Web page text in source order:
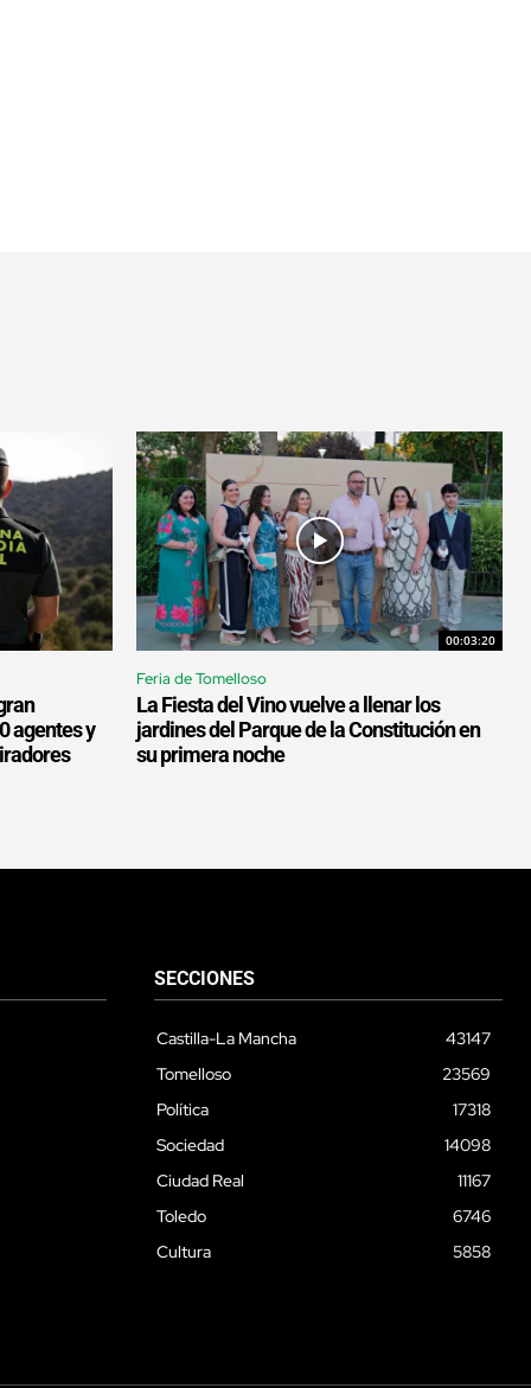
agentes y
00:03:20
Feria de Tomelloso
La Fiesta del Vino vuelve a llenar los
jardines del Parque de la Constitución en
su primera noche
SECCIONES
Castilla-La Mancha
43147
Tomelloso
23569
Política
17318
Sociedad
14098
Ciudad Real
11167
Toledo
6746
Cultura
5858